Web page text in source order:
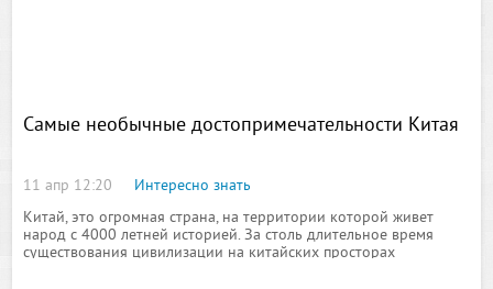
Самые необычные достопримечательности Китая
11 апр 12:20
Интересно знать
Китай, это огромная страна, на территории которой живет
народ с 4000 летней историей. За столь длительное время
существования цивилизации на китайских просторах